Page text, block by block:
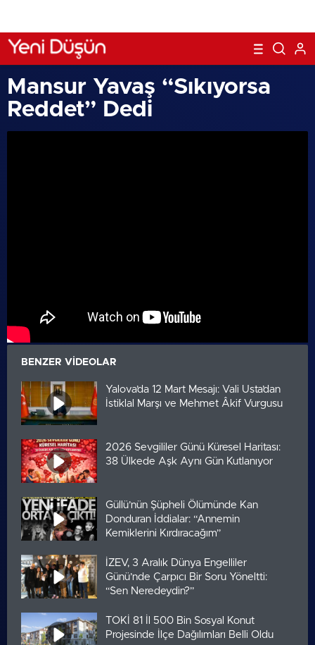
Mansur Yavaş “Sıkıyorsa
Reddet” Dedi
BENZER VIDEOLAR
Yalova’da 12 Mart Mesajı: Vali Usta’dan
İstiklal Marşı ve Mehmet Âkif Vurgusu
2026 Sevgililer Günü Küresel Haritası:
38 Ülkede Aşk Aynı Gün Kutlanıyor
Güllü’nün Şüpheli Ölümünde Kan
Donduran İddialar: “Annemin
Kemiklerini Kırdıracağım”
İZEV, 3 Aralık Dünya Engelliler
Günü’nde Çarpıcı Bir Soru Yöneltti:
“Sen Neredeydin?”
TOKİ 81 İl 500 Bin Sosyal Konut
Projesinde İlçe Dağılımları Belli Oldu